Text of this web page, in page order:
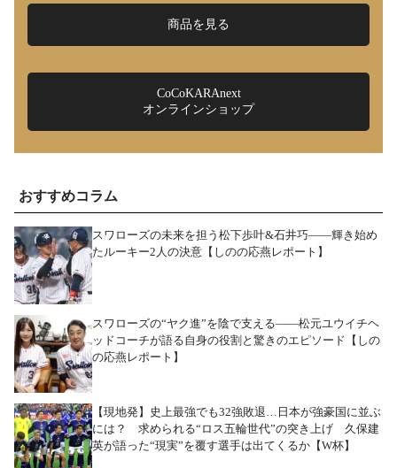
商品を見る
CoCoKARAnext
オンラインショップ
おすすめコラム
スワローズの未来を担う松下歩叶&石井巧――輝き始め
たルーキー2人の決意【しのの応燕レポート】
スワローズの“ヤク進”を陰で支える――松元ユウイチヘ
ッドコーチが語る自身の役割と驚きのエピソード【しの
の応燕レポート】
【現地発】史上最強でも32強敗退…日本が強豪国に並ぶ
には？ 求められる“ロス五輪世代”の突き上げ 久保建
英が語った“現実”を覆す選手は出てくるか【W杯】